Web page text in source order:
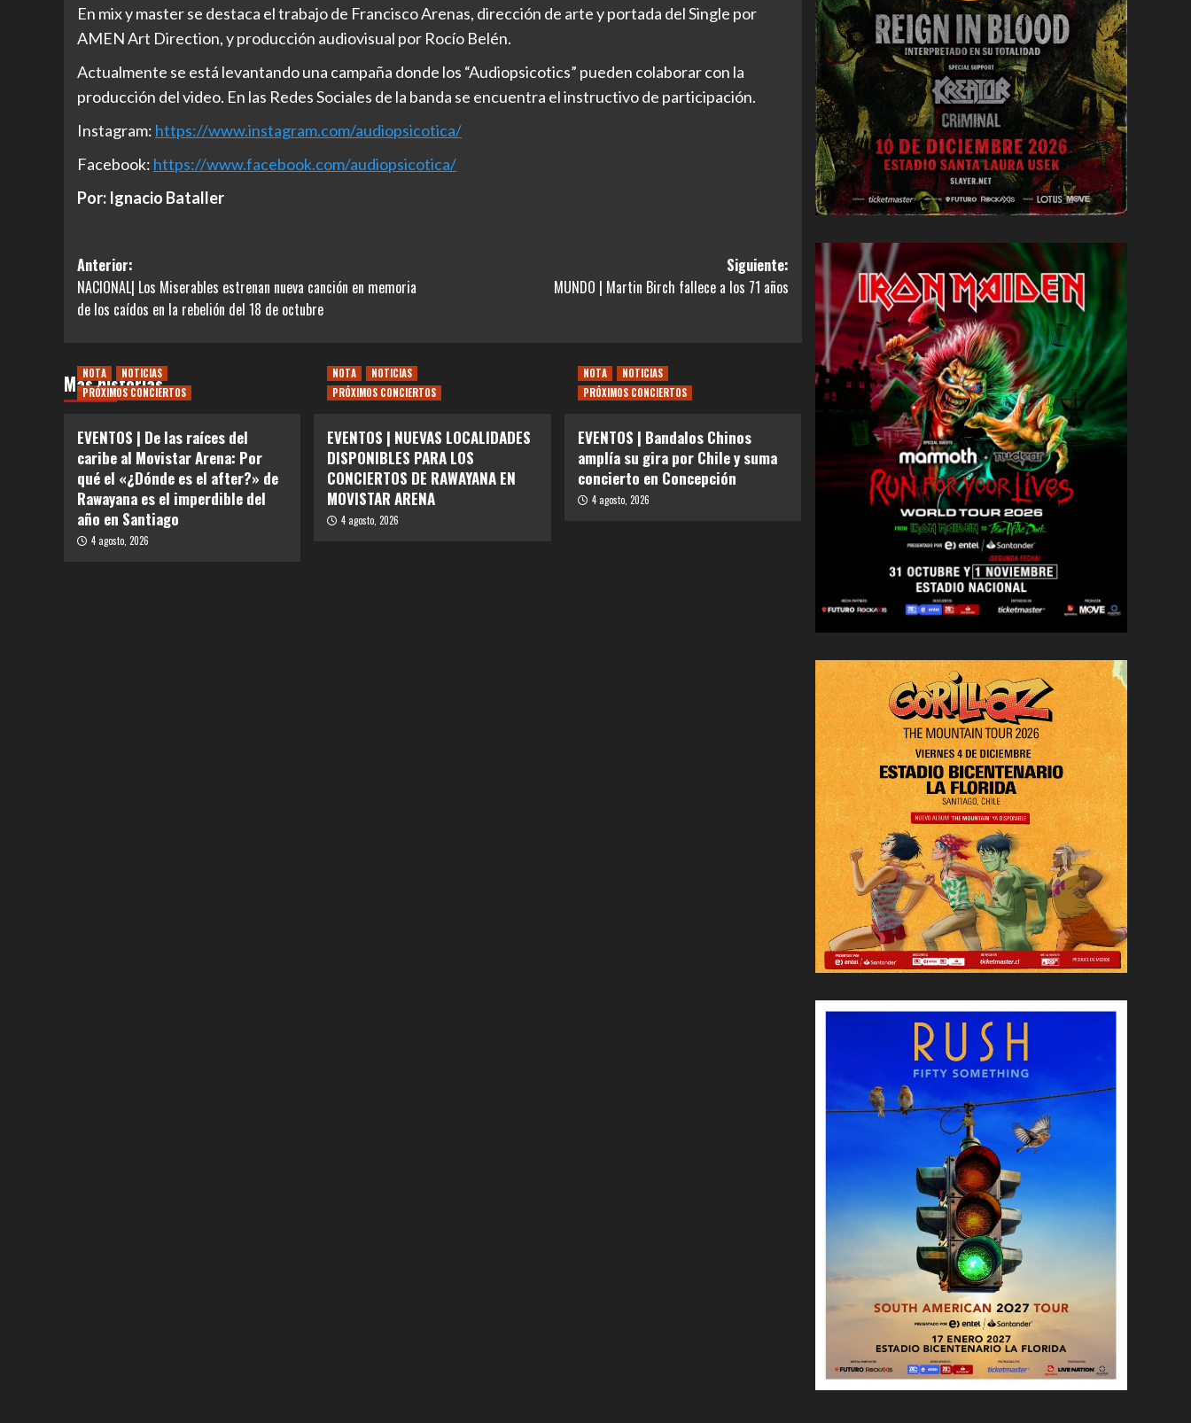
En mix y master se destaca el trabajo de Francisco Arenas, dirección de arte y portada del Single por
AMEN Art Direction, y producción audiovisual por Rocío Belén.
Actualmente se está levantando una campaña donde los “Audiopsicotics” pueden colaborar con la
producción del video. En las Redes Sociales de la banda se encuentra el instructivo de participación.
Instagram: https://www.instagram.com/audiopsicotica/
Facebook: https://www.facebook.com/audiopsicotica/
Por: Ignacio Bataller
Navegación
de
entradas
Anterior:
NACIONAL| Los Miserables estrenan nueva canción en memoria
de los caídos en la rebelión del 18 de octubre
Siguiente:
MUNDO | Martin Birch fallece a los 71 años
Más historias
NOTA
NOTICIAS
PRÓXIMOS CONCIERTOS
EVENTOS | De las raíces del
caribe al Movistar Arena: Por
qué el «¿Dónde es el after?» de
Rawayana es el imperdible del
año en Santiago
4 agosto, 2026
NOTA
NOTICIAS
PRÓXIMOS CONCIERTOS
EVENTOS | NUEVAS LOCALIDADES
DISPONIBLES PARA LOS
CONCIERTOS DE RAWAYANA EN
MOVISTAR ARENA
4 agosto, 2026
NOTA
NOTICIAS
PRÓXIMOS CONCIERTOS
EVENTOS | Bandalos Chinos
amplía su gira por Chile y suma
concierto en Concepción
4 agosto, 2026